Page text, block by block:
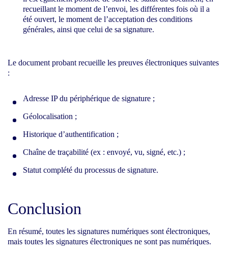
recueillant le moment de l’envoi, les différentes fois où il a
été ouvert, le moment de l’acceptation des conditions
générales, ainsi que celui de sa signature.
Le document probant recueille les preuves électroniques suivantes
:
Adresse IP du périphérique de signature ;
Géolocalisation ;
Historique d’authentification ;
Chaîne de traçabilité (ex : envoyé, vu, signé, etc.) ;
Statut complété du processus de signature.
Conclusion
En résumé, toutes les signatures numériques sont électroniques,
mais toutes les signatures électroniques ne sont pas numériques.